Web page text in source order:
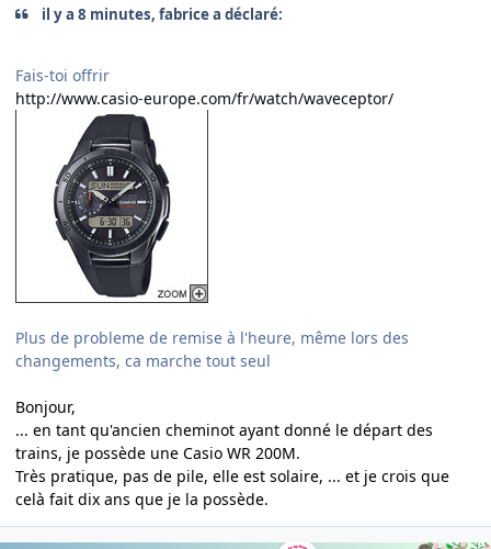
il y a 8 minutes, fabrice a déclaré:
Fais-toi offrir
http://www.casio-europe.com/fr/watch/waveceptor/
Plus de probleme de remise à l'heure, même lors des
changements, ca marche tout seul
Bonjour,
... en tant qu'ancien cheminot ayant donné le départ des
trains, je possède une Casio WR 200M.
Très pratique, pas de pile, elle est solaire, ... et je crois que
celà fait dix ans que je la possède.